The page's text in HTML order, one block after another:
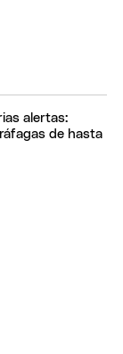
alertas:
de hasta